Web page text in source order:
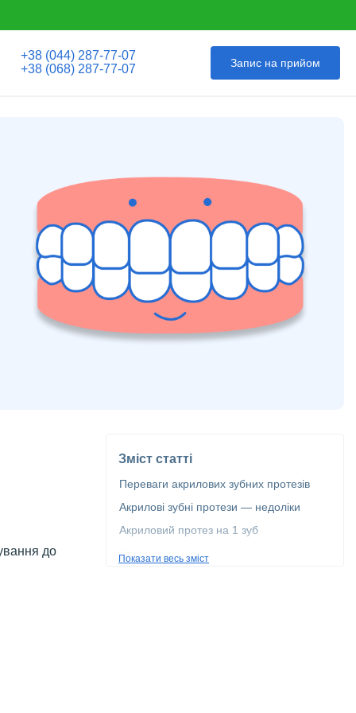
+38 (044) 287-77-07
+38 (068) 287-77-07
Запис на прийом
до
Зміст статті
Переваги акрилових зубних протезів
Акрилові зубні протези — недоліки
Акриловий протез на 1 зуб
Що краще: акриловий чи нейлоновий
Показати весь зміст